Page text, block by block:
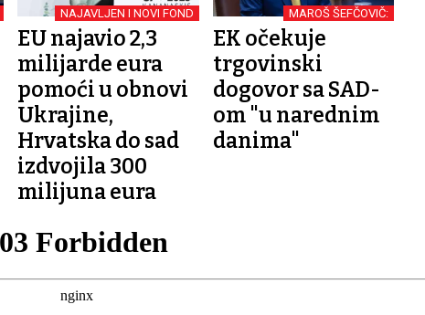
NAJAVLJEN I NOVI FOND
EU najavio 2,3
milijarde eura
pomoći u obnovi
Ukrajine,
Hrvatska do sad
izdvojila 300
milijuna eura
MAROŠ ŠEFČOVIČ:
EK očekuje
trgovinski
dogovor sa SAD-
om "u narednim
danima"